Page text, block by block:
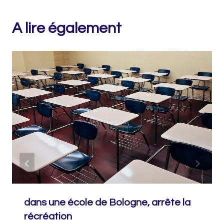
A lire également
dans une école de Bologne, arrête la
récréation